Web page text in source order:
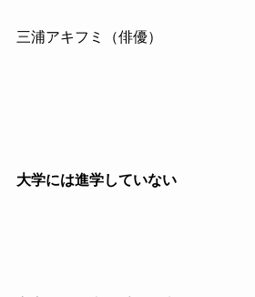
三浦アキフミ（俳優）
大学には進学していない